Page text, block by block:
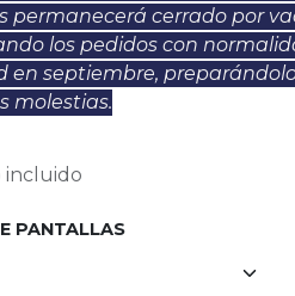
cerrado por
los pedidos con
septiembre,
molestias.
incluido
PANTALLAS